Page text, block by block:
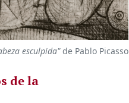
esculpida"de Pablo Picasso
de la